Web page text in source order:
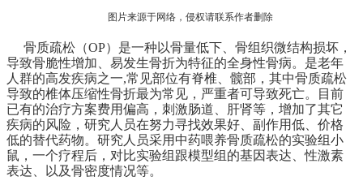
图片来源于网络，侵权请联系作者删除
骨质疏松（OP）是一种以骨量低下、骨组织微结构损坏，
导致骨脆性增加、易发生骨折为特征的全身性骨病。是老年
人群的高发疾病之一,常见部位有脊椎、髋部，其中骨质疏松
导致的椎体压缩性骨折最为常见，严重者可导致死亡。目前
已有的治疗方案费用偏高，刺激肠道、肝肾等，增加了其它
疾病的风险，研究人员在努力寻找效果好、副作用低、价格
低的替代药物。研究人员采用中药喂养骨质疏松的实验组小
鼠，一个疗程后，对比实验组跟模型组的基因表达、性激素
表达、以及骨密度情况等。